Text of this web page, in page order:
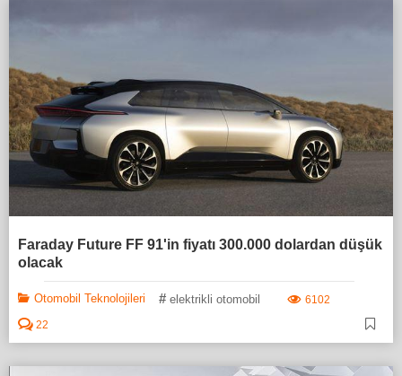
Faraday Future FF 91'in fiyatı 300.000 dolardan düşük
olacak
Otomobil Teknolojileri # elektrikli otomobil
6102
22